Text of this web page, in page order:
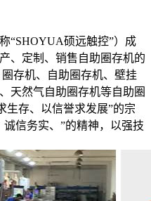
“SHOYUA硕远触控”）成
、定制、销售自助圈存机的
存机、自助圈存机、壁挂
天然气自助圈存机等自助圈
生存、以信誉求发展”的宗
信务实、”的精神，以强技